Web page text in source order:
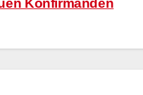
Konfirmanden